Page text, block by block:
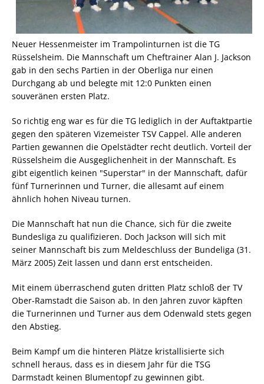
Neuer Hessenmeister im Trampolinturnen ist die TG
Rüsselsheim. Die Mannschaft um Cheftrainer Alan J. Jackson
gab in den sechs Partien in der Oberliga nur einen
Durchgang ab und belegte mit 12:0 Punkten einen
souveränen ersten Platz.
So richtig eng war es für die TG lediglich in der Auftaktpartie
gegen den späteren Vizemeister TSV Cappel. Alle anderen
Partien gewannen die Opelstädter recht deutlich. Vorteil der
Rüsselsheim die Ausgeglichenheit in der Mannschaft. Es
gibt eigentlich keinen "Superstar" in der Mannschaft, dafür
fünf Turnerinnen und Turner, die allesamt auf einem
ähnlich hohen Niveau turnen.
Die Mannschaft hat nun die Chance, sich für die zweite
Bundesliga zu qualifizieren. Doch Jackson will sich mit
seiner Mannschaft bis zum Meldeschluss der Bundeliga (31.
März 2005) Zeit lassen und dann erst entscheiden.
Mit einem überraschend guten dritten Platz schloß der TV
Ober-Ramstadt die Saison ab. In den Jahren zuvor käpften
die Turnerinnen und Turner aus dem Odenwald stets gegen
den Abstieg.
Beim Kampf um die hinteren Plätze kristallisierte sich
schnell heraus, dass es in diesem Jahr für die TSG
Darmstadt keinen Blumentopf zu gewinnen gibt.